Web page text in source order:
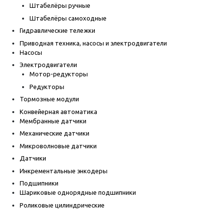
Штабелёры ручные
Штабелёры самоходные
Гидравлические тележки
Приводная техника, насосы и электродвигатели
Насосы
Электродвигатели
Мотор-редукторы
Редукторы
Тормозные модули
Конвейерная автоматика
Мембранные датчики
Механические датчики
Микроволновые датчики
Датчики
Инкрементальные энкодеры
Подшипники
Шариковые однорядные подшипники
Роликовые цилиндрические